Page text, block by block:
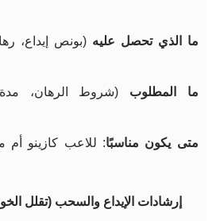
ما الذي تحصل عليه (بونص إيداع،
ما المطلوب (شروط الرهان، مدة
متى يكون مناسبًا: للاعب كازينو أم
3) إرشادات الإيداع والسحب (تقلل